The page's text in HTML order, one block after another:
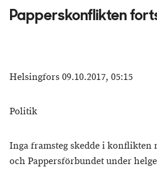
Papperskonflikten
Helsingfors 09.10.2017, 05:15
Politik
Inga framsteg skedde i konflikten
och Pappersförbundet under